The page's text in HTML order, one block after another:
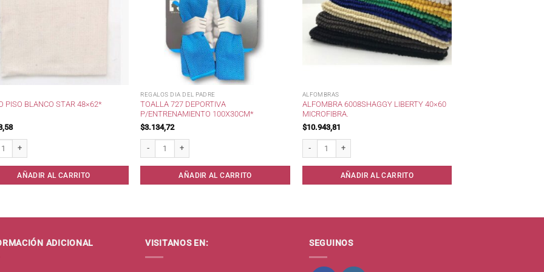
PISO BLANCO STAR 48×62*
AÑADIR AL CARRITO
REGALOS DIA DEL PADRE
TOALLA 727 DEPORTIVA
P/ENTRENAMIENTO 100X30CM*
$3.134,72
AÑADIR AL CARRITO
ALFOMBRAS
ALFOMBRA 6008SHAGGY LIBERTY 40×60
MICROFIBRA.
$10.943,81
AÑADIR AL CARRITO
ADICIONAL VISITANOS EN: SEGUINOS